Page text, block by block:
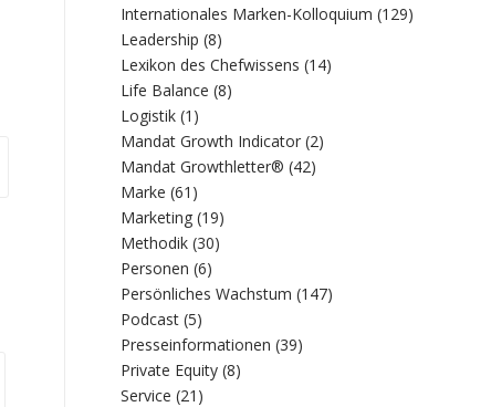
Internationales Marken-Kolloquium (129)
Leadership (8)
Lexikon des Chefwissens (14)
Life Balance (8)
Logistik (1)
Mandat Growth Indicator (2)
Mandat Growthletter® (42)
Marke (61)
Marketing (19)
Methodik (30)
Personen (6)
Persönliches Wachstum (147)
Podcast (5)
Presseinformationen (39)
Private Equity (8)
Service (21)